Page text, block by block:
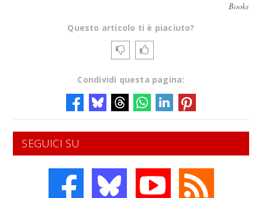
Books
Questo articolo ti è piaciuto?
Condividi questa pagina:
SEGUICI SU